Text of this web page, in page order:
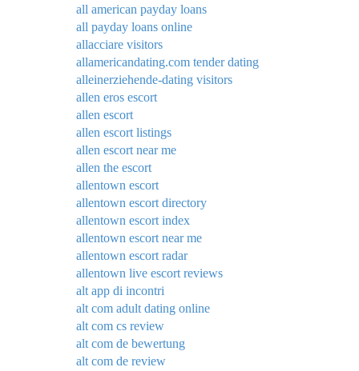
all american payday loans
all payday loans online
allacciare visitors
allamericandating.com tender dating
alleinerziehende-dating visitors
allen eros escort
allen escort
allen escort listings
allen escort near me
allen the escort
allentown escort
allentown escort directory
allentown escort index
allentown escort near me
allentown escort radar
allentown live escort reviews
alt app di incontri
alt com adult dating online
alt com cs review
alt com de bewertung
alt com de review